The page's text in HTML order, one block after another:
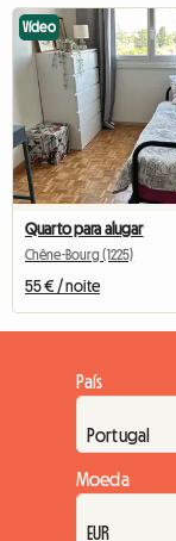
Vídeo
Quarto para alugar
Chêne-Bourg (1225)
55 € / noite
País
Moeda